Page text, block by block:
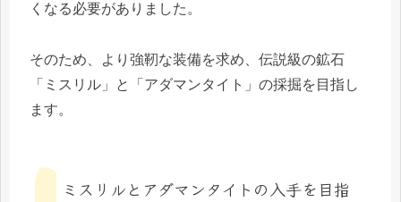
くなる必要がありました。
そのため、より強靭な装備を求め、伝説級の鉱石
「ミスリル」と「アダマンタイト」の採掘を目指し
ます。
ミスリルとアダマンタイトの入手を目指